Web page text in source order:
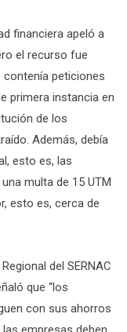
financiera apeló a
el recurso fue
contenía peticiones
primera instancia en
de los
Además, debía
esto es, las
multa de 15 UTM
esto es, cerca de
del SERNAC
que “los
con sus ahorros